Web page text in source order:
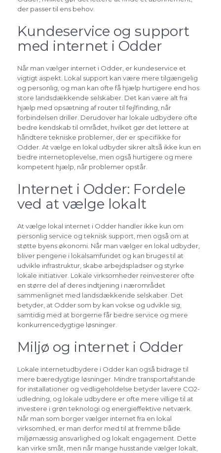
der passer til ens behov.
Kundeservice og support
med internet i Odder
Når man vælger internet i Odder, er kundeservice et
vigtigt aspekt. Lokal support kan være mere tilgængelig
og personlig, og man kan ofte få hjælp hurtigere end hos
store landsdækkende selskaber. Det kan være alt fra
hjælp med opsætning af router til fejlfinding, når
forbindelsen driller. Derudover har lokale udbydere ofte
bedre kendskab til området, hvilket gør det lettere at
håndtere tekniske problemer, der er specifikke for
Odder. At vælge en lokal udbyder sikrer altså ikke kun en
bedre internetoplevelse, men også hurtigere og mere
kompetent hjælp, når problemer opstår.
Internet i Odder: Fordele
ved at vælge lokalt
At vælge lokal internet i Odder handler ikke kun om
personlig service og teknisk support, men også om at
støtte byens økonomi. Når man vælger en lokal udbyder,
bliver pengene i lokalsamfundet og kan bruges til at
udvikle infrastruktur, skabe arbejdspladser og styrke
lokale initiativer. Lokale virksomheder reinvesterer ofte
en større del af deres indtjening i nærområdet
sammenlignet med landsdækkende selskaber. Det
betyder, at Odder som by kan vokse og udvikle sig,
samtidig med at borgerne får bedre service og mere
konkurrencedygtige løsninger.
Miljø og internet i Odder
Lokale internetudbydere i Odder kan også bidrage til
mere bæredygtige løsninger. Mindre transportafstande
for installationer og vedligeholdelse betyder lavere CO2-
udledning, og lokale udbydere er ofte mere villige til at
investere i grøn teknologi og energieffektive netværk.
Når man som borger vælger internet fra en lokal
virksomhed, er man derfor med til at fremme både
miljømæssig ansvarlighed og lokalt engagement. Dette
kan virke småt, men når mange husstande vælger lokalt,